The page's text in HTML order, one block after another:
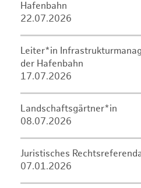
Hafenbahn
22.07.2026
Leiter*in
der Hafenbahn
17.07.2026
Landschaftsgärtner*in
08.07.2026
Juristisches
07.01.2026